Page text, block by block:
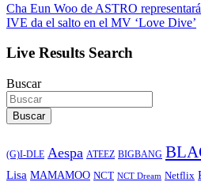
Cha Eun Woo de ASTRO
IVE da el salto en el MV ‘Love Dive’
Live Results Search
Buscar
Buscar
(G)I-DLE Aespa ATEEZ BIGBANG
Lisa MAMAMOO NCT NCT Dream Netflix